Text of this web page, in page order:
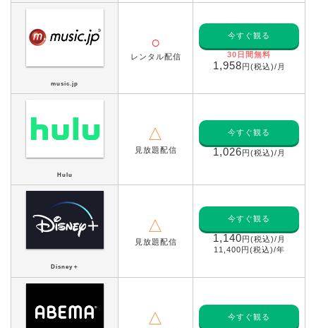
music.jp
○
レンタル配信
今すぐ観る
30日間無料
1,958円(税込)/月
Hulu
△
見放題配信
今すぐ観る
1,026円(税込)/月
Disney＋
△
見放題配信
今すぐ観る
1,140円(税込)/月
11,400円(税込)/年
△ 今すぐ観る